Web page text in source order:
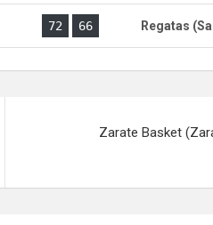
72 66 Regatas
Zarate Basket